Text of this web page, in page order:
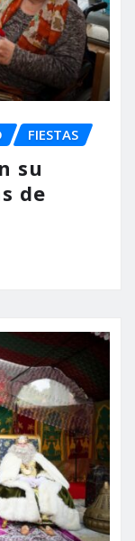
FIESTAS
su
de